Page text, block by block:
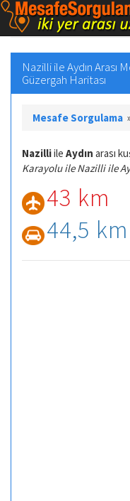
Nazilli ile Aydın Arası
Güzergah Haritası
Mesafe Sorgulama
Nazilliile Aydın arası
Karayolu ile Nazilli ile
43 km
44,5 km